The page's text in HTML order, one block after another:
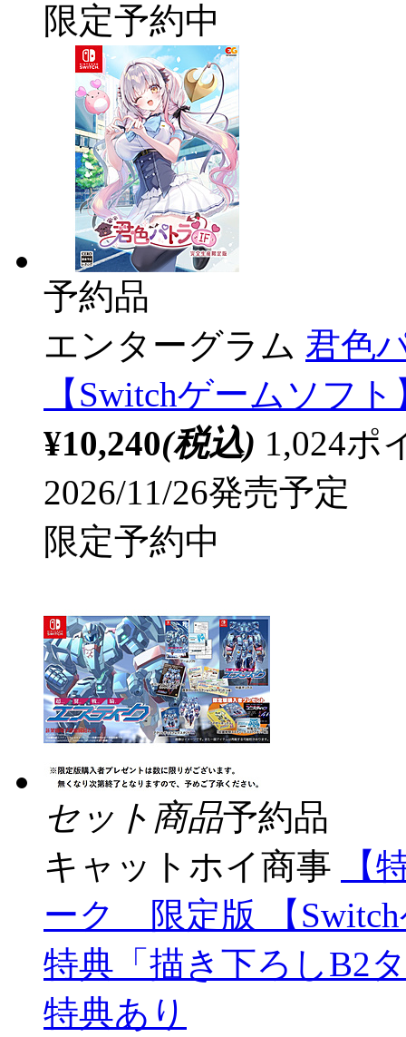
限定予約中
予約品
エンターグラム 君色
【Switchゲームソフト
¥10,240(税込) 1,024ポ
2026/11/26発売予定
限定予約中
セット商品予約品
キャットホイ商事
【
ーク 限定版 【
特典「描き下ろしB2
特典あり